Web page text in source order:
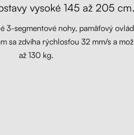
vysoké 145 až 205 cm.
3-segmentové nohy, pamäťový
sa zdvíha rýchlosťou 32 mm/s a
až 130 kg.